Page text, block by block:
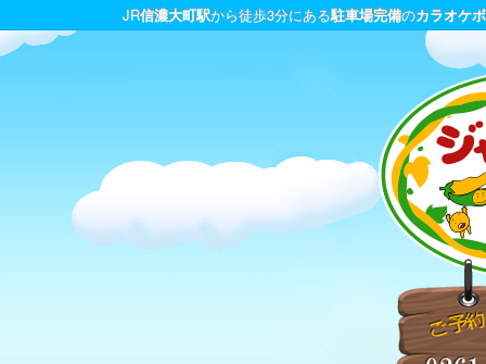
JR信濃大町駅から徒歩3分にある駐車場完備のカラオケ